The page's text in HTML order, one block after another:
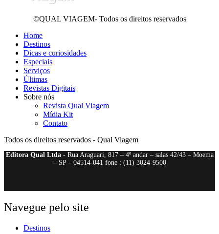
©QUAL VIAGEM- Todos os direitos reservados
Home
Destinos
Dicas e curiosidades
Especiais
Serviços
Últimas
Revistas Digitais
Sobre nós
Revista Qual Viagem
Mídia Kit
Contato
Todos os direitos reservados - Qual Viagem
Editora Qual Ltda- Rua Araguari, 817 – 4º andar – salas 42/43 – Moema
– SP – 04514-041 fone : (11) 3024-9500
Navegue pelo site
Destinos